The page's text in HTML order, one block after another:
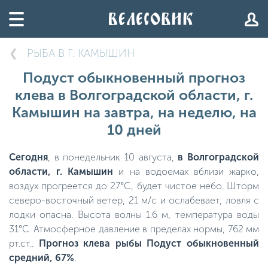
РЫБА В Г. КАМЫШИН
Подуст обыкновенный прогноз
клева в Волгоградской области, г.
Камышин на завтра, на неделю, на
10 дней
Сегодня, в понедельник 10 августа, в Волгоградской
области, г. Камышин и на водоемах вблизи жарко,
воздух прогреется до 27°C, будет чистое небо. Шторм
северо-восточный ветер, 21 м/с и ослабевает, ловля с
лодки опасна. Высота волны 1.6 м, температура воды
31°C. Атмосферное давление в пределах нормы, 762 мм
рт.ст.. Прогноз клева рыбы Подуст обыкновенный
средний, 67%.